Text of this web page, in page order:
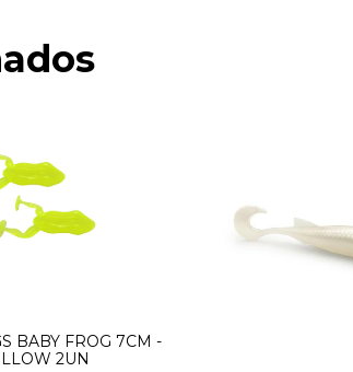
BABY FROG 7CM -
2UN